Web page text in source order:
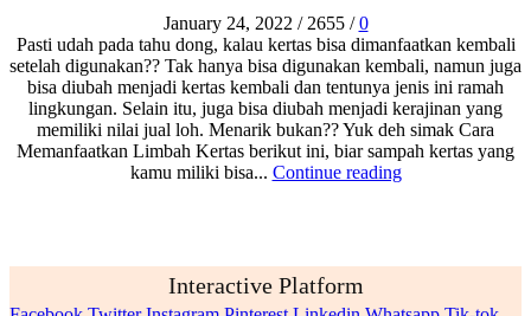
January 24, 2022 / 2655 / 0
Pasti udah pada tahu dong, kalau kertas bisa dimanfaatkan kembali
setelah digunakan?? Tak hanya bisa digunakan kembali, namun juga
bisa diubah menjadi kertas kembali dan tentunya jenis ini ramah
lingkungan. Selain itu, juga bisa diubah menjadi kerajinan yang
memiliki nilai jual loh. Menarik bukan?? Yuk deh simak Cara
Memanfaatkan Limbah Kertas berikut ini, biar sampah kertas yang
kamu miliki bisa... Continue reading
Interactive Platform